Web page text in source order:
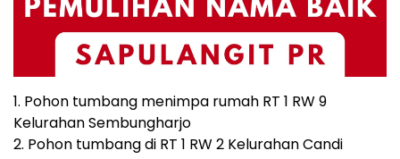
1. Pohon tumbang menimpa rumah RT 1 RW 9
Kelurahan Sembungharjo
2. Pohon tumbang di RT 1 RW 2 Kelurahan Candi